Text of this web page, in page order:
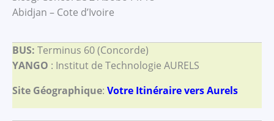
o
k
g
a
m
p
Abidjan – Cote d’Ivoire
BUS: Terminus 60 (Concorde)
YANGO : Institut de Technologie AURELS
Site Géographique: Votre Itinéraire vers Aurels